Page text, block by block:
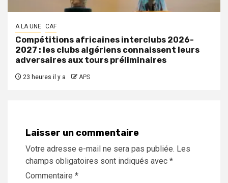
A LA UNE CAF
Compétitions africaines interclubs 2026-
2027 : les clubs algériens connaissent leurs
adversaires aux tours préliminaires
23 heures il y a APS
Laisser un commentaire
Votre adresse e-mail ne sera pas publiée. Les
champs obligatoires sont indiqués avec *
Commentaire *